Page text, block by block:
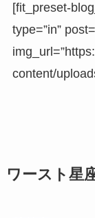
[fit_preset-
type=”in”
content/
ワースト星